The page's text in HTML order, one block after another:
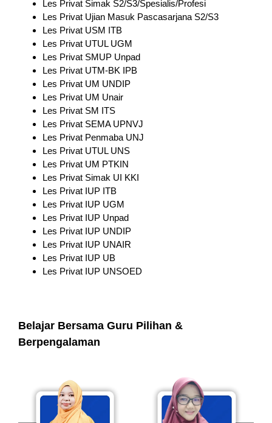
Les Privat Simak S2/S3/Spesialis/Profesi
Les Privat Ujian Masuk Pascasarjana S2/S3
Les Privat USM ITB
Les Privat UTUL UGM
Les Privat SMUP Unpad
Les Privat UTM-BK IPB
Les Privat UM UNDIP
Les Privat UM Unair
Les Privat SM ITS
Les Privat SEMA UPNVJ
Les Privat Penmaba UNJ
Les Privat UTUL UNS
Les Privat UM PTKIN
Les Privat Simak UI KKI
Les Privat IUP ITB
Les Privat IUP UGM
Les Privat IUP Unpad
Les Privat IUP UNDIP
Les Privat IUP UNAIR
Les Privat IUP UB
Les Privat IUP UNSOED
Belajar Bersama Guru Pilihan &
Berpengalaman